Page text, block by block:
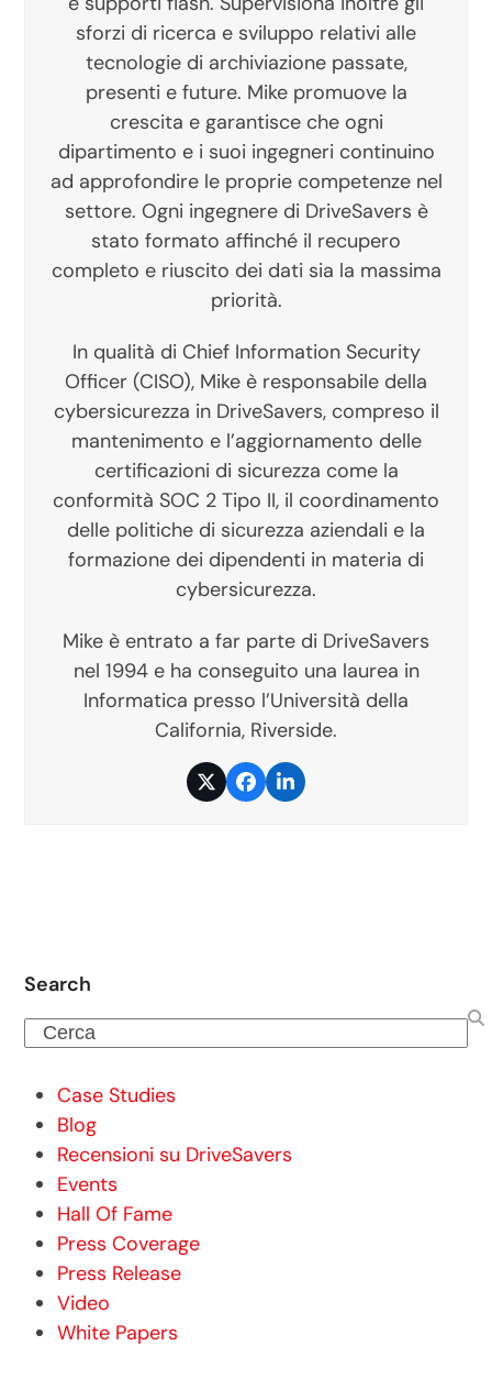
sforzi di ricerca e sviluppo relativi alle
tecnologie di archiviazione passate,
presenti e future. Mike promuove la
crescita e garantisce che ogni
dipartimento e i suoi ingegneri continuino
ad approfondire le proprie competenze nel
settore. Ogni ingegnere di DriveSavers è
stato formato affinché il recupero
completo e riuscito dei dati sia la massima
priorità.
In qualità di Chief Information Security
Officer (CISO), Mike è responsabile della
cybersicurezza in DriveSavers, compreso il
mantenimento e l’aggiornamento delle
certificazioni di sicurezza come la
conformità SOC 2 Tipo II, il coordinamento
delle politiche di sicurezza aziendali e la
formazione dei dipendenti in materia di
cybersicurezza.
Mike è entrato a far parte di DriveSavers
nel 1994 e ha conseguito una laurea in
Informatica presso l’Università della
California, Riverside.
TwitterFacebook
LinkedIn
Search
Cerca
Case Studies
Blog
Recensioni su DriveSavers
Events
Hall Of Fame
Press Coverage
Press Release
Video
White Papers